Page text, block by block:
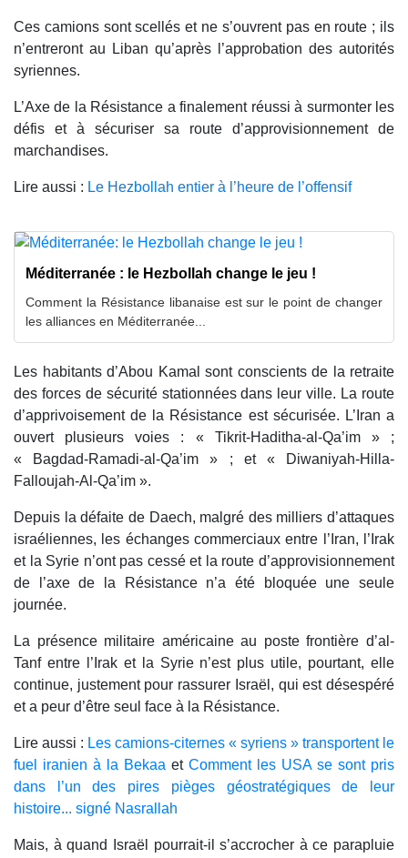
Ces camions sont scellés et ne s’ouvrent pas en route ; ils
n’entreront au Liban qu’après l’approbation des autorités
syriennes.
L’Axe de la Résistance a finalement réussi à surmonter les
défis et à sécuriser sa route d’approvisionnement de
marchandises.
Lire aussi : Le Hezbollah entier à l’heure de l’offensif
Méditerranée : le Hezbollah change le jeu !
Comment la Résistance libanaise est sur le point de changer
les alliances en Méditerranée...
Les habitants d’Abou Kamal sont conscients de la retraite
des forces de sécurité stationnées dans leur ville. La route
d’apprivoisement de la Résistance est sécurisée. L’Iran a
ouvert plusieurs voies : « Tikrit-Haditha-al-Qa’im » ;
« Bagdad-Ramadi-al-Qa’im » ; et « Diwaniyah-Hilla-
Falloujah-Al-Qa’im ».
Depuis la défaite de Daech, malgré des milliers d’attaques
israéliennes, les échanges commerciaux entre l’Iran, l’Irak
et la Syrie n’ont pas cessé et la route d’approvisionnement
de l’axe de la Résistance n’a été bloquée une seule
journée.
La présence militaire américaine au poste frontière d’al-
Tanf entre l’Irak et la Syrie n’est plus utile, pourtant, elle
continue, justement pour rassurer Israël, qui est désespéré
et a peur d’être seul face à la Résistance.
Lire aussi : Les camions-citernes « syriens » transportent le
fuel iranien à la Bekaa et Comment les USA se sont pris
dans l’un des pires pièges géostratégiques de leur
histoire... signé Nasrallah
Mais, à quand Israël pourrait-il s’accrocher à ce parapluie